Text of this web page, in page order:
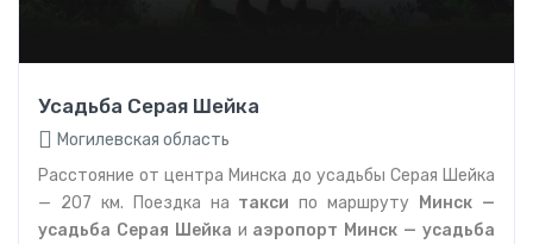
Усадьба Серая Шейка
Могилевская область
Расстояние от центра Минска до усадьбы Серая Шейка
— 207 км. Поездка на такси по маршруту
Минск —
усадьба Серая Шейка и аэропорт Минск — усадьба